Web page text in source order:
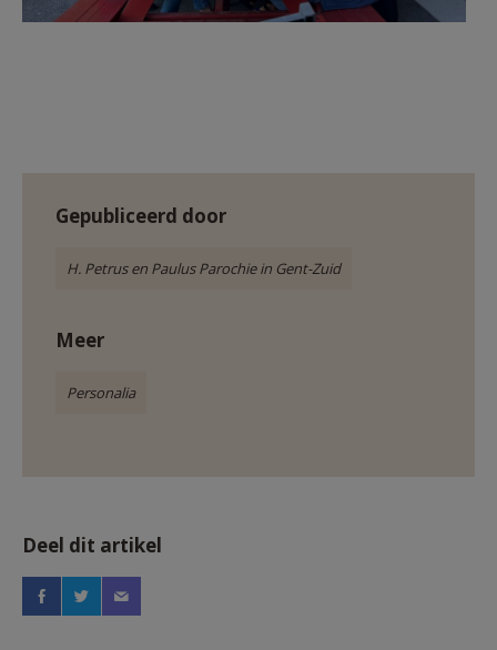
Gepubliceerd door
H. Petrus en Paulus Parochie in Gent-Zuid
Meer
Personalia
Deel dit artikel